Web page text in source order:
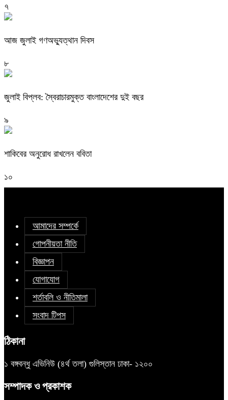
৭
আজ জুলাই গণঅভ্যুত্থান দিবস
৮
জুলাই বিপ্লব: স্বৈরাচারমুক্ত বাংলাদেশের দুই বছর
৯
শাকিবের অনুরোধ রাখলেন ববিতা
১০
আমাদের সম্পর্কে
গোপনীয়তা নীতি
বিজ্ঞাপন
যোগাযোগ
শর্তাবলি ও নীতিমালা
সংবাদ টিপস
ঠিকানা
১ বঙ্গবন্ধু এভিনিউ (৪র্থ তলা) গুলিস্তান ঢাকা- ১২০০
সম্পাদক ও প্রকাশক